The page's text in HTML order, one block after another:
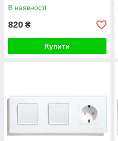
В наявності
820 ₴
Купити